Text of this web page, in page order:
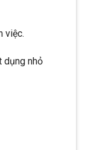
việc.
dụng nhỏ